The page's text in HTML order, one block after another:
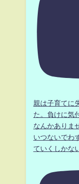
親は子育てに
た。負けに気
なんかありま
いつないでわ
ていくしかな